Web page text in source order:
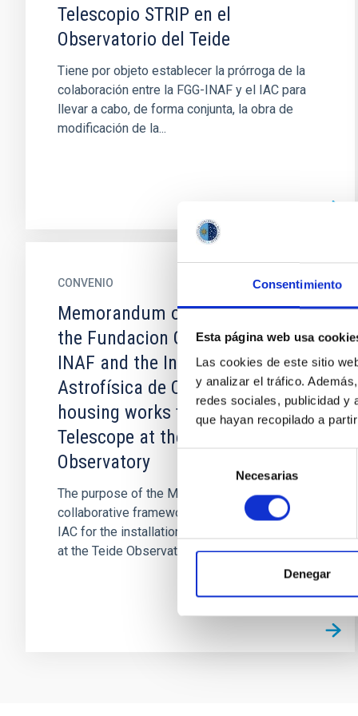
Consentimiento
Esta página web usa
Las cookies de este sitio
y analizar el tráfico.
redes sociales, publicidad y
que hayan recopilado a
consentimiento
Necesarias
Denegar
Telescopio STRIP en el
Observatorio del Teide
Tiene por objeto establecer la prórroga de la
colaboración entre la FGG-INAF y el IAC para
llevar a cabo, de forma conjunta, la obra de
modificación de la...
CONVENIO
Memorandum of Understanding
the Fundacion Galileo Galilei-
INAF and the Instituto de
Astrofísica de Canarias on the
housing works for the Strip
Telescope at the Teide
Observatory
The purpose of the MOU is set the
collaborative framework of FGG-INAF and the
IAC for the installation of the STRIP telescope
at the Teide Observatory